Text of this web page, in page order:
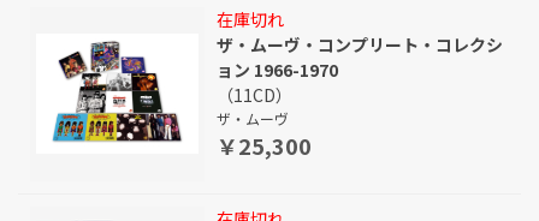
在庫切れ
ザ・ムーヴ・コンプリート・コレクシ
ョン 1966-1970
（11CD）
ザ・ムーヴ
￥25,300